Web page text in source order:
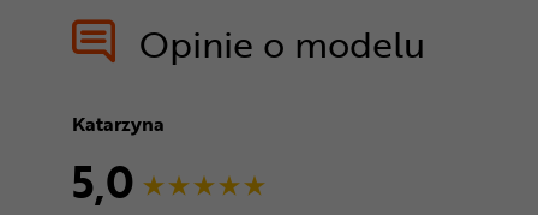
Opinie o modelu
Katarzyna
5,0